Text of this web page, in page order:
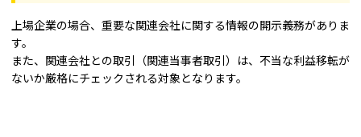
上場企業の場合、重要な関連会社に関する情報の開示義務がありま
す。
また、関連会社との取引（関連当事者取引）は、不当な利益移転が
ないか厳格にチェックされる対象となります。